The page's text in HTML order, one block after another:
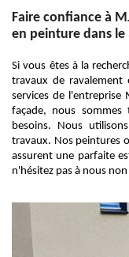
Faire confiance à
en peinture dans le
Si vous êtes à la
travaux de ravalement
services de l'entreprise
façade, nous
besoins. Nous
travaux. Nos peintures
assurent une parfaite
n'hésitez pas à nous